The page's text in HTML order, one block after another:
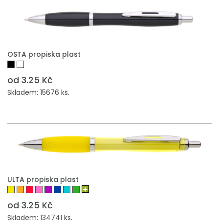
PŘIDAT DO POPTÁVKY
OSTA propiska plast
od 3.25 Kč
Skladem: 15676 ks.
PŘIDAT DO POPTÁVKY
ULTA propiska plast
od 3.25 Kč
Skladem: 134741 ks.